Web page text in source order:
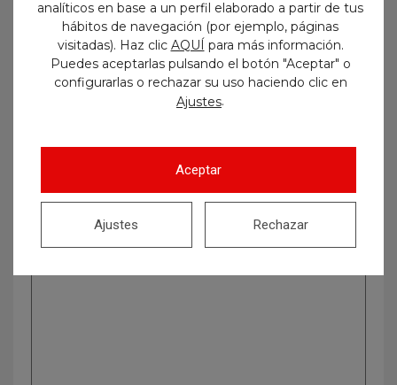
analíticos en base a un perfil elaborado a partir de tus
hábitos de navegación (por ejemplo, páginas
visitadas). Haz clic AQUÍ para más información.
Puedes aceptarlas pulsando el botón "Aceptar" o
configurarlas o rechazar su uso haciendo clic en
Ajustes.
Aceptar
Rechazar
Ajustes